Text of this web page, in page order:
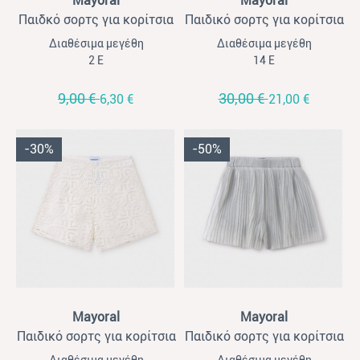
Παιδκό σορτς για κορίτσια
Mayoral μαύρο
Διαθέσιμα μεγέθη
2 Ε
9,00 €6,30 €
Παιδικό σορτς για κορίτσια
Mayoral δαντέλα σιέλ
Διαθέσιμα μεγέθη
14 Ε
30,00 €21,00 €
-30%
Mayoral
Παιδικό σορτς για κορίτσια
Mayoral δαντέλα εκρού
-50%
Mayoral
Παιδικό σορτς για κορίτσια
Mayoral πλισέ ασημί